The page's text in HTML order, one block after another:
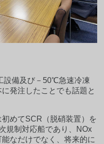
設備及び－50℃急速冷凍
発注したことでも話題と
めてSCR（脱硝装置）を
規制対応船であり、NOx
なだけでなく、将来的に